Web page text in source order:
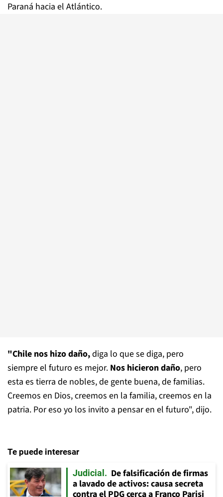
Paraná hacia el Atlántico.
"Chile nos hizo daño,diga lo que se diga, pero
siempre el futuro es mejor. Nos hicieron daño, pero
esta es tierra de nobles, de gente buena, de familias.
Creemos en Dios, creemos en la familia, creemos en la
patria. Por eso yo los invito a pensar en el futuro", dijo.
Te puede interesar
Judicial
De falsificación de firmas
a lavado de activos: causa secreta
contra el PDG cerca a Franco Parisi